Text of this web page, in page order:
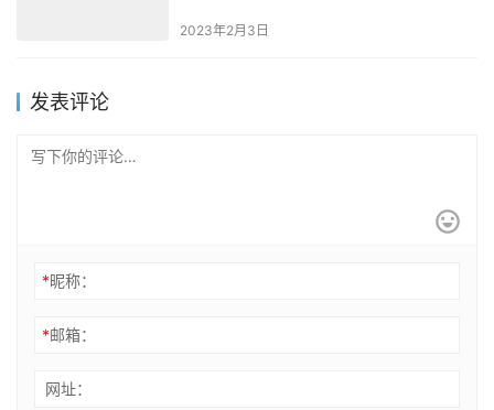
2023年2月3日
发表评论
*昵称：
*邮箱：
网址：